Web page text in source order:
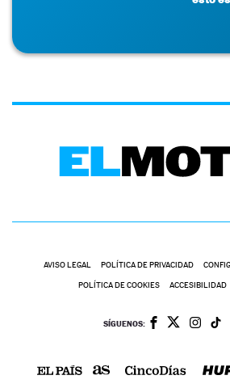
AVISO LEGAL POLÍTICA DE PRIVACIDAD
POLÍTICA DE COOKIES ACCESIBILIDAD
SÍGUENOS: